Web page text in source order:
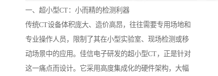
一、超小型CT：小而精的检测利器
传统CT设备体积庞大、造价高昂，往往需要专用场地和
专业操作人员，限制了其在小型实验室、现场检测或移
动场景中的应用。佳信电子研发的超小型CT，正是针对
这一痛点而设计。它采用高度集成化的硬件架构，大幅